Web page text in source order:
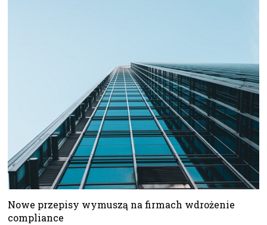
Nowe przepisy wymuszą na firmach wdrożenie
compliance